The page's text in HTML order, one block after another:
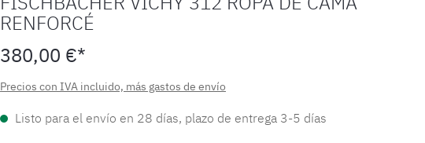
RENFORCÉ
380,00 €*
Precios con IVA incluido, más gastos de envío
Listo para el envío en 28 días, plazo de entrega 3-5 días